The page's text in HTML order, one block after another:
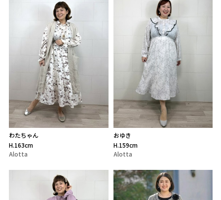
わたちゃん
H.163cm
Alotta
おゆき
H.159cm
Alotta